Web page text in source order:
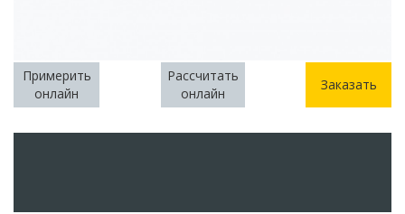
Примерить
онлайн
Рассчитать
онлайн
Заказать